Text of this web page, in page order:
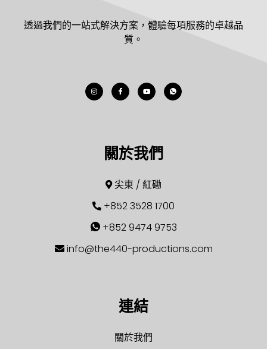
透過我們的一站式解決方案，體驗每項服務的卓越品
質。
關於我們
尖東 / 紅磡
+852 3528 1700
+852 9474 9753
info@the440-productions.com
連結
關於我們